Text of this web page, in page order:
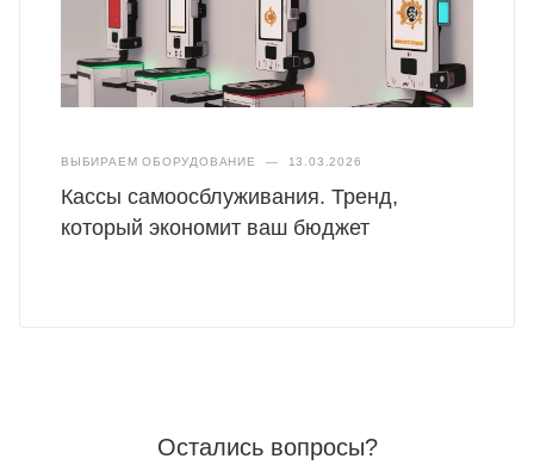
ВЫБИРАЕМ ОБОРУДОВАНИЕ — 13.03.2026
Кассы самоосблуживания. Тренд,
который экономит ваш бюджет
Остались вопросы?